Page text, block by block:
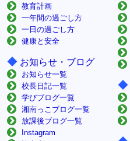
教育計画
一年間の過ごし方
一日の過ごし方
健康と安全
◆ お知らせ・ブログ
お知らせ一覧
校長日記一覧
学びブログ一覧
湘南っこブログ一覧
放課後ブログ一覧
Instagram
◆